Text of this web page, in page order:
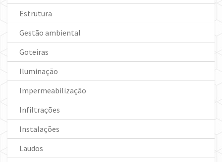
Estrutura
Gestão ambiental
Goteiras
Iluminação
Impermeabilização
Infiltrações
Instalações
Laudos